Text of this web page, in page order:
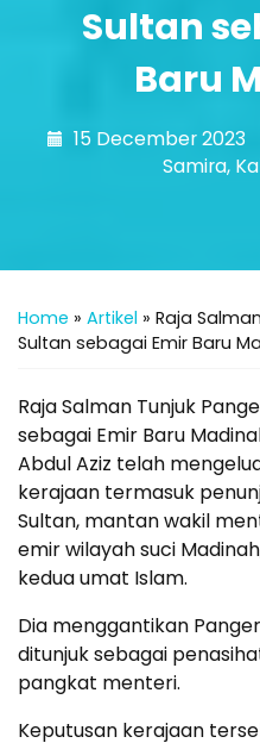
Sultan
Baru
15 December 2023
Samira,
Home » Artikel » Raja
Sultan sebagai Emir Baru
Raja Salman Tunjuk
sebagai Emir Baru
Abdul Aziz telah
kerajaan termasuk
Sultan, mantan wakil
emir wilayah suci
kedua umat Islam.
Dia menggantikan
ditunjuk sebagai
pangkat menteri.
Keputusan kerajaan